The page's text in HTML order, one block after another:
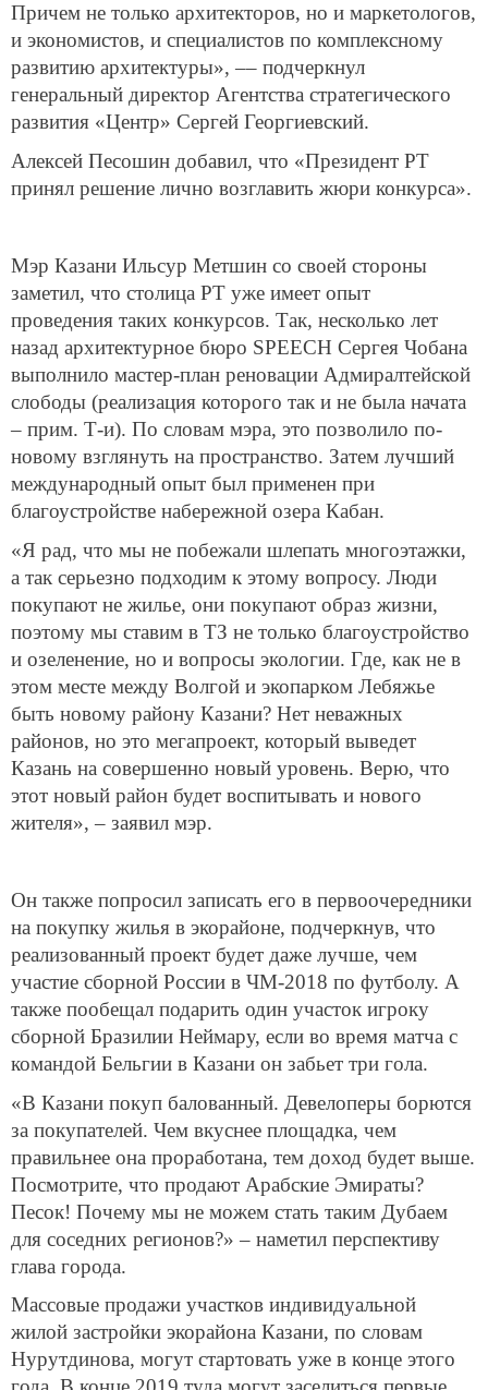
Причем не только архитекторов, но и маркетологов,
и экономистов, и специалистов по комплексному
развитию архитектуры», –– подчеркнул
генеральный директор Агентства стратегического
развития «Центр» Сергей Георгиевский.
Алексей Песошин добавил, что «Президент РТ
принял решение лично возглавить жюри конкурса».
Мэр Казани Ильсур Метшин со своей стороны
заметил, что столица РТ уже имеет опыт
проведения таких конкурсов. Так, несколько лет
назад архитектурное бюро SPEECH Сергея Чобана
выполнило мастер-план реновации Адмиралтейской
слободы (реализация которого так и не была начата
– прим. Т-и). По словам мэра, это позволило по-
новому взглянуть на пространство. Затем лучший
международный опыт был применен при
благоустройстве набережной озера Кабан.
«Я рад, что мы не побежали шлепать многоэтажки,
а так серьезно подходим к этому вопросу. Люди
покупают не жилье, они покупают образ жизни,
поэтому мы ставим в ТЗ не только благоустройство
и озеленение, но и вопросы экологии. Где, как не в
этом месте между Волгой и экопарком Лебяжье
быть новому району Казани? Нет неважных
районов, но это мегапроект, который выведет
Казань на совершенно новый уровень. Верю, что
этот новый район будет воспитывать и нового
жителя», – заявил мэр.
Он также попросил записать его в первоочередники
на покупку жилья в экорайоне, подчеркнув, что
реализованный проект будет даже лучше, чем
участие сборной России в ЧМ-2018 по футболу. А
также пообещал подарить один участок игроку
сборной Бразилии Неймару, если во время матча с
командой Бельгии в Казани он забьет три гола.
«В Казани покуп балованный. Девелоперы борются
за покупателей. Чем вкуснее площадка, чем
правильнее она проработана, тем доход будет выше.
Посмотрите, что продают Арабские Эмираты?
Песок! Почему мы не можем стать таким Дубаем
для соседних регионов?» – наметил перспективу
глава города.
Массовые продажи участков индивидуальной
жилой застройки экорайона Казани, по словам
Нурутдинова, могут стартовать уже в конце этого